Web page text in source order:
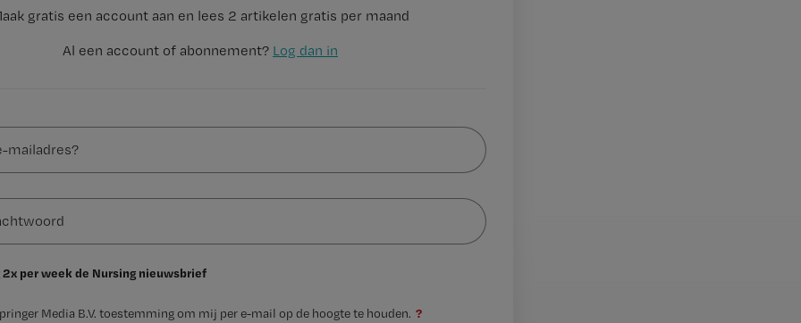
gratis een account aan en lees 2 artikelen gratis per maand
Al een account of abonnement? Log dan in
2x per week de Nursing nieuwsbrief
Media B.V. toestemming om mij per e-mail op de hoogte te houden. ?